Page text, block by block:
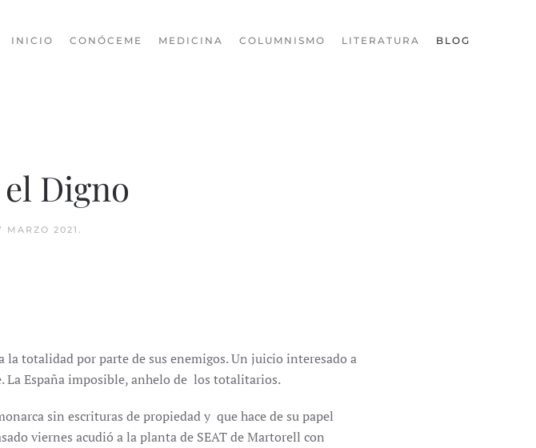
INICIO CONÓCEME MEDICINA COLUMNISMO LITERATURA BLOG
Digno
MARZO 2021 .
la totalidad por parte de sus enemigos. Un juicio interesado a
España imposible, anhelo de los totalitarios.
sin escrituras de propiedad y que hace de su papel
viernes acudió a la planta de SEAT de Martorell con